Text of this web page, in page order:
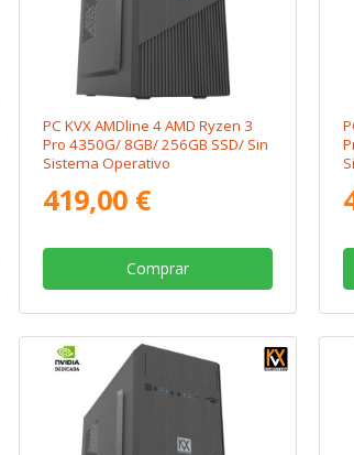
PC KVX AMDline 4 AMD Ryzen 3
Pro 4350G/ 8GB/ 256GB SSD/ Sin
Sistema Operativo
419,00 €
Comprar